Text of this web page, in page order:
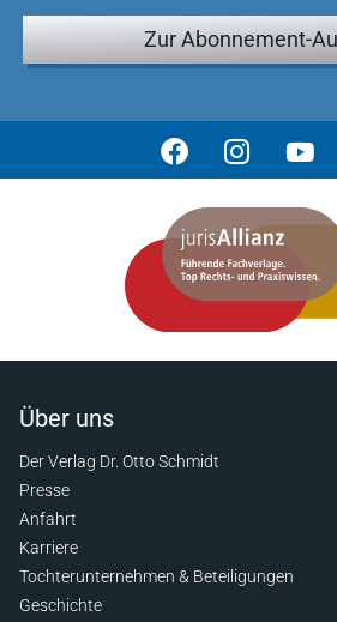
Zur Abonnement-
Über uns
Der Verlag Dr. Otto Schmidt
Presse
Anfahrt
Karriere
Tochterunternehmen & Beteiligungen
Geschichte